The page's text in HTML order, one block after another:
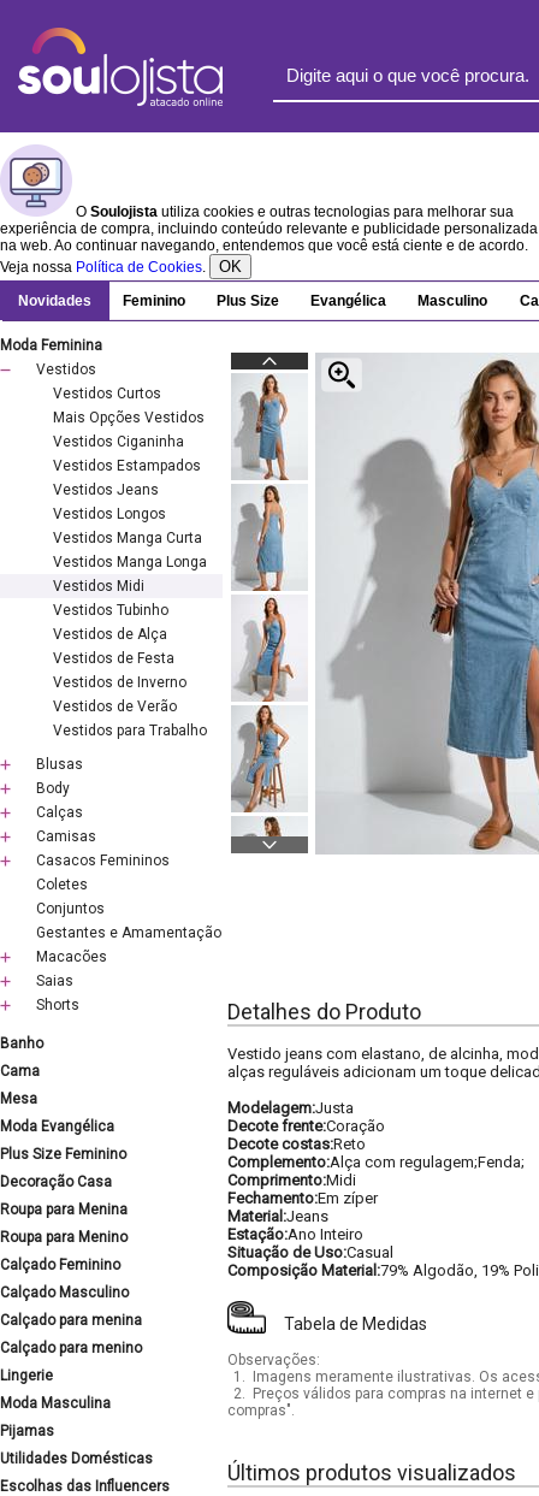
O Soulojista utiliza cookies e outras tecnologias para melhorar sua
experiência de compra, incluindo conteúdo relevante e publicidade personalizada
na web. Ao continuar navegando, entendemos que você está ciente e de acordo.
Veja nossa Política de Cookies. OK
Novidades Feminino Plus Size Evangélica Masculino
Moda Feminina
Vestidos
Vestidos Curtos
Mais Opções Vestidos
Vestidos Ciganinha
Vestidos Estampados
Vestidos Jeans
Vestidos Longos
Vestidos Manga Curta
Vestidos Manga Longa
Vestidos Midi
Vestidos Tubinho
Vestidos de Alça
Vestidos de Festa
Vestidos de Inverno
Vestidos de Verão
Vestidos para Trabalho
Blusas
Body
Calças
Camisas
Casacos Femininos
Coletes
Conjuntos
Gestantes e Amamentação
Macacões
Saias
Shorts
Banho
Cama
Mesa
Moda Evangélica
Plus Size Feminino
Decoração Casa
Roupa para Menina
Roupa para Menino
Calçado Feminino
Calçado Masculino
Calçado para menina
Calçado para menino
Lingerie
Moda Masculina
Pijamas
Utilidades Domésticas
Escolhas das Influencers
Detalhes do Produto
Vestido jeans com elastano, de alcinha,
alças reguláveis adicionam um toque
Modelagem:Justa
Decote frente:Coração
Decote costas:Reto
Complemento:Alça com regulagem;Fenda;
Comprimento:Midi
Fechamento:Em zíper
Material:Jeans
Estação:Ano Inteiro
Situação de Uso:Casual
Composição Material:79% Algodão, 19%
Tabela de Medidas
Observações:
1.
Imagens meramente ilustrativas. Os
2.
Preços válidos para compras na internet
compras".
Últimos produtos visualizados